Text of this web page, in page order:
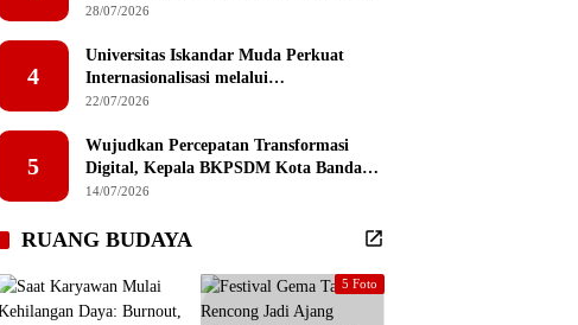
Lamteumen Timur Banda Aceh
28/07/2026
4
Universitas Iskandar Muda Perkuat
Internasionalisasi melalui
Penandatanganan MoU dengan
Selatan
22/07/2026
5
Wujudkan Percepatan Transformasi
Digital, Kepala BKPSDM Kota Banda
Aceh Ajak ASN Manfaatkan Lemari
14/07/2026
RUANG BUDAYA
5 Foto